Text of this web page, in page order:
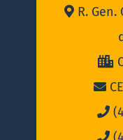
R. Gen.